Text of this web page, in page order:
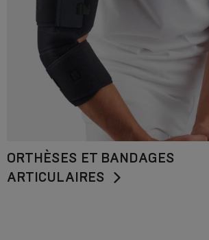
ORTHÈSES ET BANDAGES
ARTICULAIRES